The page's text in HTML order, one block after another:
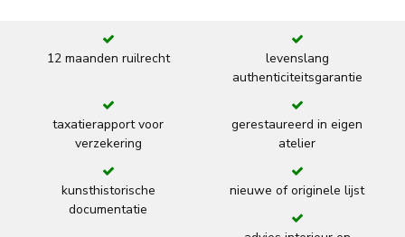
12 maanden ruilrecht
levenslang
authenticiteitsgarantie
taxatierapport voor
verzekering
gerestaureerd in eigen
atelier
kunsthistorische
documentatie
nieuwe of originele lijst